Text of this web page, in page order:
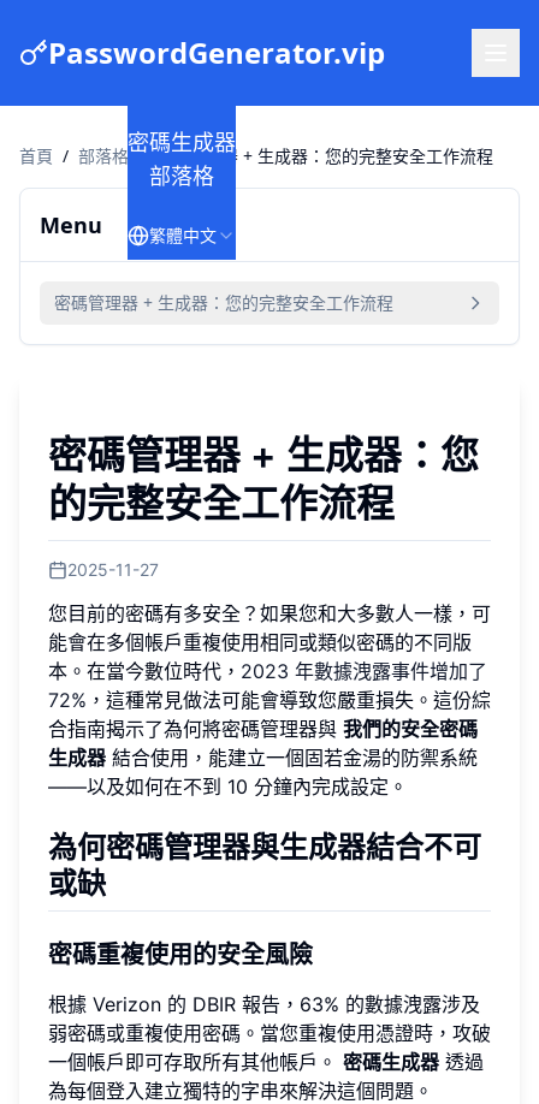
PasswordGenerator.vip
密碼生成器
部落格
繁體中文
首頁 / 部落格 / 密碼管理器 + 生成器：您的完整安全工作流程
Menu
密碼管理器 + 生成器：您的完整安全工作流程
密碼管理器 + 生成器：您
的完整安全工作流程
2025-11-27
您目前的密碼有多安全？如果您和大多數人一樣，可
能會在多個帳戶重複使用相同或類似密碼的不同版
本。在當今數位時代， 2023 年數據洩露事件增加了
72% ，這種常見做法可能會導致您嚴重損失。這份綜
合指南揭示了為何將密碼管理器與 我們的安全密碼
生成器 結合使用，能建立一個固若金湯的防禦系統
——以及如何在不到 10 分鐘內完成設定。
為何密碼管理器與生成器結合不可
或缺
密碼重複使用的安全風險
根據 Verizon 的 DBIR 報告，63% 的數據洩露涉及
弱密碼或重複使用密碼。當您重複使用憑證時，攻破
一個帳戶即可存取所有其他帳戶。 密碼生成器 透過
為每個登入建立獨特的字串來解決這個問題。